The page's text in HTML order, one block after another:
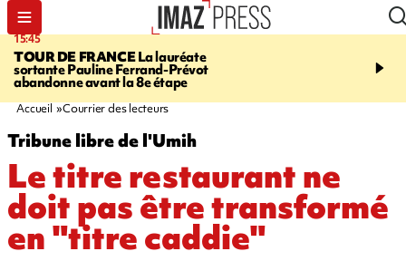
15:45
TOUR DE FRANCELa lauréate
sortante Pauline Ferrand-Prévot
abandonne avant la 8e étape
20:17
routière, concours de
Accueil Courrier des lecteurs
Tribune libre de l'Umih
Le titre restaurant ne
doit pas être transformé
en "titre caddie"